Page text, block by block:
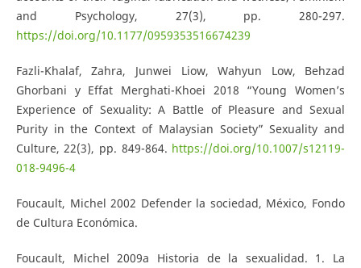
and Psychology, 27(3), pp. 280-297.
https://doi.org/10.1177/0959353516674239
Fazli-Khalaf, Zahra, Junwei Liow, Wahyun Low, Behzad
Ghorbani y Effat Merghati-Khoei 2018 “Young Women’s
Experience of Sexuality: A Battle of Pleasure and Sexual
Purity in the Context of Malaysian Society” Sexuality and
Culture, 22(3), pp. 849-864. https://doi.org/10.1007/s12119-
018-9496-4
Foucault, Michel 2002 Defender la sociedad, México, Fondo
de Cultura Económica.
Foucault, Michel 2009a Historia de la sexualidad. 1. La